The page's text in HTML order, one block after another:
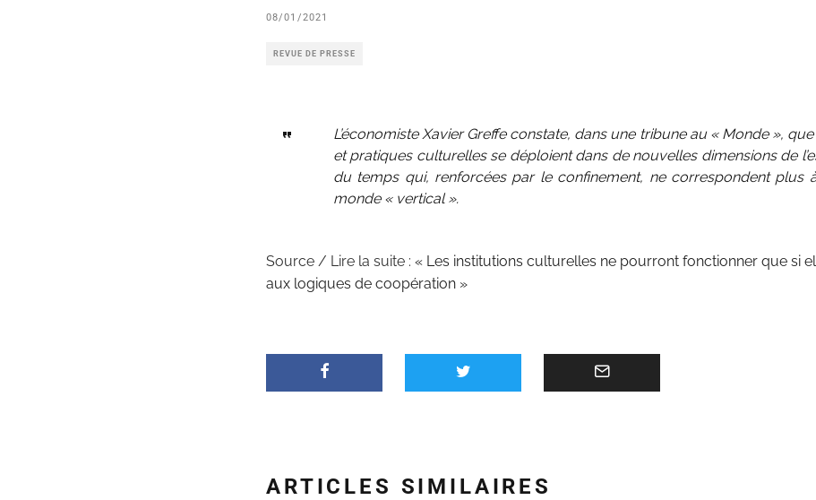
08/01/2021
REVUE DE PRESSE
L’économiste Xavier Greffe constate, dans une tribune au « Monde »,
et pratiques culturelles se déploient dans de nouvelles dimensions de
du temps qui, renforcées par le confinement, ne correspondent plus à
monde « vertical ».
Source / Lire la suite : « Les institutions culturelles ne pourront fonctionner que si
aux logiques de coopération »
ARTICLES SIMILAIRES